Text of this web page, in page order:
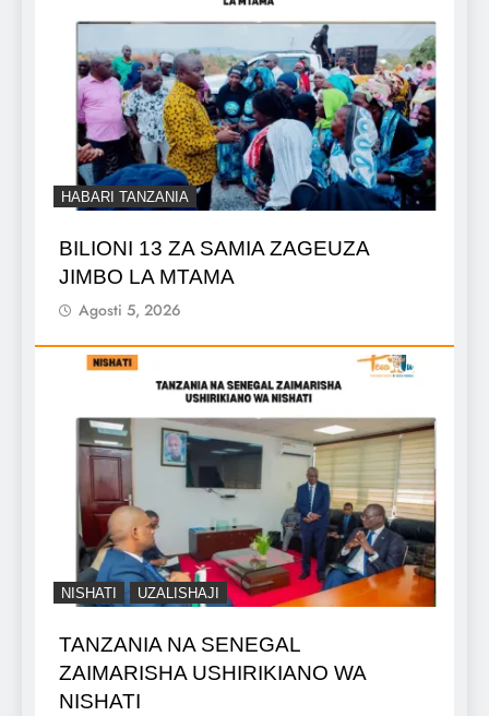
HABARI TANZANIA
BILIONI 13 ZA SAMIA ZAGEUZA
JIMBO LA MTAMA
Agosti 5, 2026
NISHATI UZALISHAJI
TANZANIA NA SENEGAL
ZAIMARISHA USHIRIKIANO WA
NISHATI